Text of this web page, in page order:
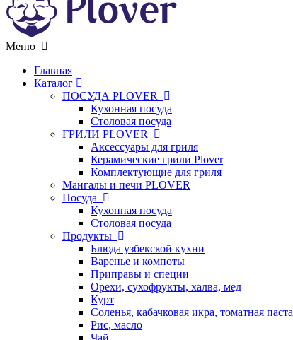
Меню
Главная
Каталог
ПОСУДА PLOVER
Кухонная посуда
Столовая посуда
ГРИЛИ PLOVER
Аксессуары для гриля
Керамические грили Plover
Комплектующие для гриля
Мангалы и печи PLOVER
Посуда
Кухонная посуда
Столовая посуда
Продукты
Блюда узбекской кухни
Варенье и компоты
Приправы и специи
Орехи, сухофрукты, халва, мед
Курт
Соленья, кабачковая икра, томатная паста
Рис, масло
Чай